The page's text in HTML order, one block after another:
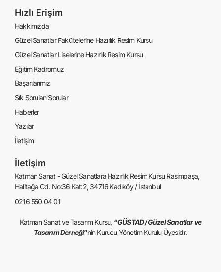
Hızlı Erişim
Hakkımızda
Güzel Sanatlar Fakültelerine Hazırlık Resim Kursu
Güzel Sanatlar Liselerine Hazırlık Resim Kursu
Eğitim Kadromuz
Başarılarımız
Sık Sorulan Sorular
Haberler
Yazılar
İletişim
İletişim
Katman Sanat - Güzel Sanatlara Hazırlık Resim Kursu Rasimpaşa,
Halitağa Cd. No:36 Kat:2, 34716 Kadıköy / İstanbul
0216 550 04 01
Katman Sanat ve Tasarım Kursu, “GÜSTAD / Güzel Sanatlar ve
Tasarım Derneği”nin Kurucu Yönetim Kurulu Üyesidir.